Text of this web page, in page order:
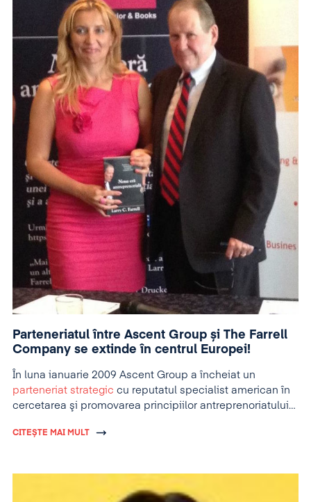
Parteneriatul între Ascent Group și The Farrell
Company se extinde în centrul Europei!
În luna ianuarie 2009 Ascent Group a încheiat un
parteneriat strategic cu reputatul specialist american în
cercetarea şi promovarea principiilor antreprenoriatului
acestui parteneriat Ascent Group urma să reprezinte
CITEȘTE MAI MULT